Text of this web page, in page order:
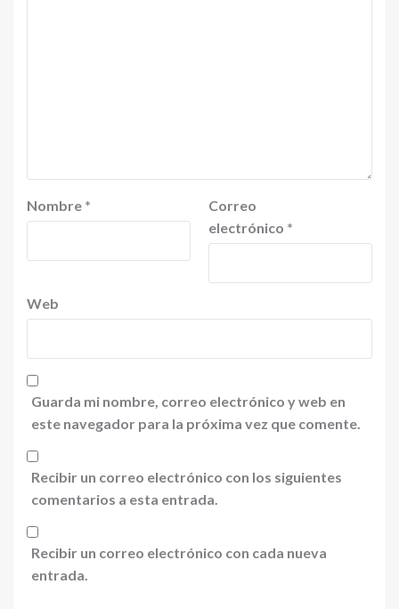
Nombre *
Correo
electrónico *
Web
Guarda mi nombre, correo electrónico y web en
este navegador para la próxima vez que comente.
Recibir un correo electrónico con los siguientes
comentarios a esta entrada.
Recibir un correo electrónico con cada nueva
entrada.